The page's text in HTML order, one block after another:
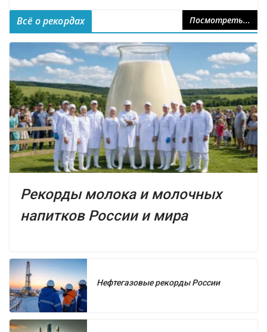
Всё о рекордах Посмотреть...
Рекорды молока и молочных
напитков России и мира
Нефтегазовые рекорды России